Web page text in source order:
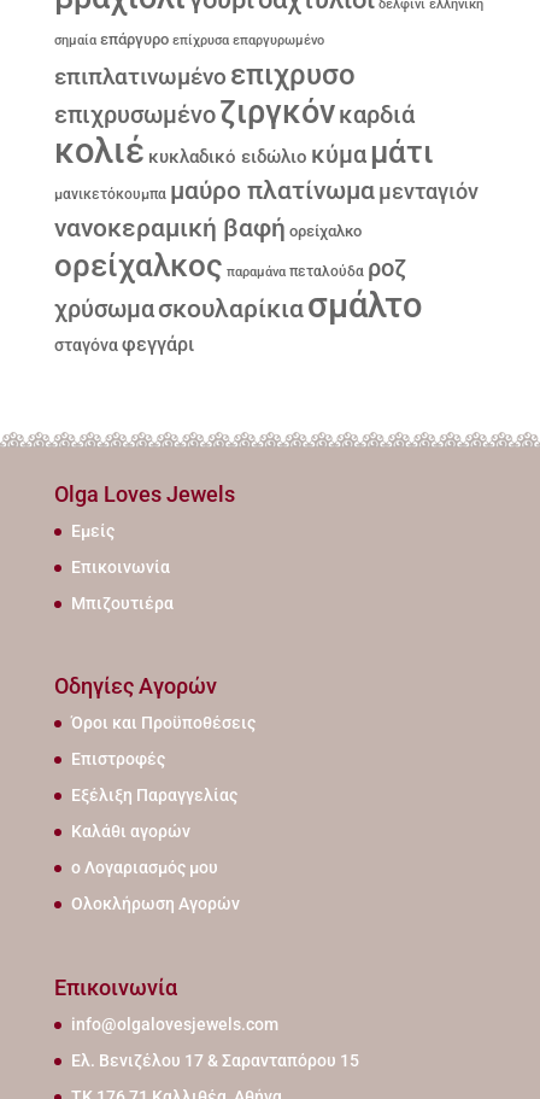
δελφίνι ελληνική
σημαία επάργυρο επίχρυσα επαργυρωμένο
επιπλατινωμένο επιχρυσο
επιχρυσωμένοζιργκόνκαρδιά
κολιέ κυκλαδικό ειδώλιο κύμα μάτι
μανικετόκουμπα μαύρο πλατίνωμα μενταγιόν
νανοκεραμική βαφή ορείχαλκο
ορείχαλκος παραμάνα πεταλούδα ροζ
χρύσωμασκουλαρίκιασμάλτο
σταγόνα φεγγάρι
Olga Loves Jewels
Εμείς
Επικοινωνία
Μπιζουτιέρα
Οδηγίες Αγορών
Όροι και Προϋποθέσεις
Επιστροφές
Εξέλιξη Παραγγελίας
Καλάθι αγορών
ο Λογαριασμός μου
Ολοκλήρωση Αγορών
Επικοινωνία
info@olgalovesjewels.com
Ελ. Βενιζέλου 17 & Σαρανταπόρου 15